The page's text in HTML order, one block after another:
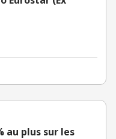
au plus sur les